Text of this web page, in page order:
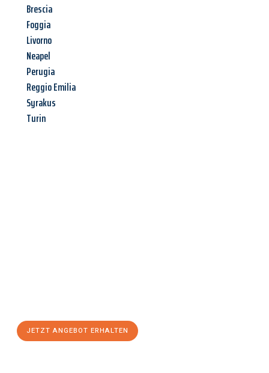
Brescia
Foggia
Livorno
Neapel
Perugia
Reggio Emilia
Syrakus
Turin
JETZT ANGEBOT ERHALTEN